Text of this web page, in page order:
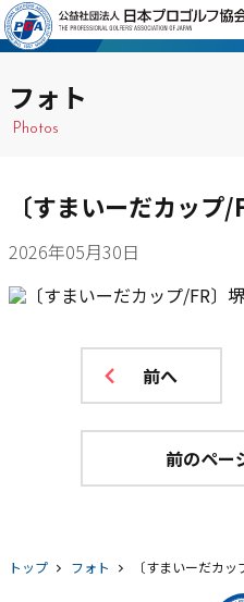
フォト
Photos
〔すまいーだカップ
2026年05月30日
前へ
前のペー
トップ フォト 〔すまいーだカ